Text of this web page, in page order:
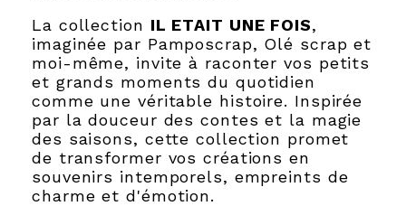
La collection IL ETAIT UNE FOIS,
imaginée par Pamposcrap, Olé scrap et
moi-même, invite à raconter vos petits
et grands moments du quotidien
comme une véritable histoire. Inspirée
par la douceur des contes et la magie
des saisons, cette collection promet
de transformer vos créations en
souvenirs intemporels, empreints de
charme et d'émotion.